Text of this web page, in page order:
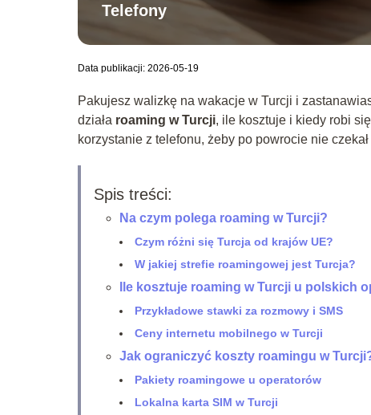
Telefony
Data publikacji: 2026-05-19
Pakujesz walizkę na wakacje w Turcji i
działa roaming w Turcji, ile kosztuje i kiedy robi
korzystanie z telefonu, żeby po powrocie nie
Spis treści:
Na czym polega roaming w Turcji?
Czym różni się Turcja od krajów UE?
W jakiej strefie roamingowej jest Turcja?
Ile kosztuje roaming w Turcji u polskich
Przykładowe stawki za rozmowy i SMS
Ceny internetu mobilnego w Turcji
Jak ograniczyć koszty roamingu w
Pakiety roamingowe u operatorów
Lokalna karta SIM w Turcji